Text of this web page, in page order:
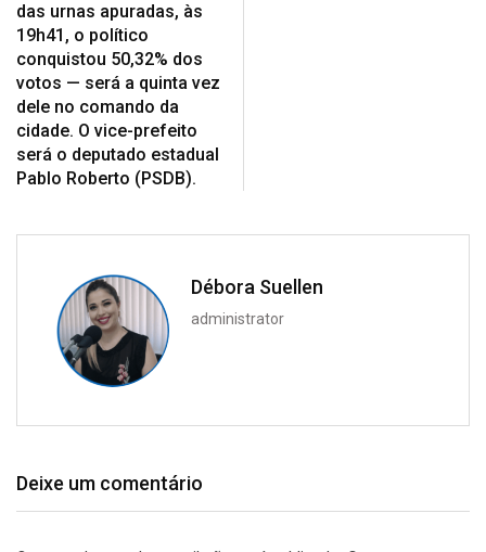
das urnas apuradas, às
19h41, o político
conquistou 50,32% dos
votos — será a quinta vez
dele no comando da
cidade. O vice-prefeito
será o deputado estadual
Pablo Roberto (PSDB).
Débora Suellen
administrator
Deixe um comentário